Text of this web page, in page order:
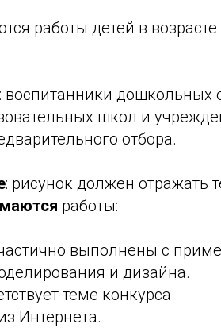
работы детей в возрасте
воспитанники дошкольных
школ и
отбора.
: рисунок должен отражать
работы:
выполнены с
и дизайна.
теме конкурса
Интернета.